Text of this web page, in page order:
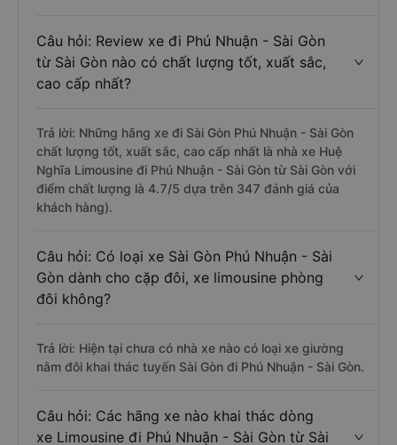
Câu hỏi: Review xe đi Phú Nhuận - Sài Gòn
từ Sài Gòn nào có chất lượng tốt, xuất sắc,
cao cấp nhất?
Trả lời: Những hãng xe đi Sài Gòn Phú Nhuận - Sài Gòn
chất lượng tốt, xuất sắc, cao cấp nhất là nhà xe Huệ
Nghĩa Limousine đi Phú Nhuận - Sài Gòn từ Sài Gòn với
điểm chất lượng là 4.7/5 dựa trên 347 đánh giá của
khách hàng).
Câu hỏi: Có loại xe Sài Gòn Phú Nhuận - Sài
Gòn dành cho cặp đôi, xe limousine phòng
đôi không?
Trả lời: Hiện tại chưa có nhà xe nào có loại xe giường
nằm đôi khai thác tuyến Sài Gòn đi Phú Nhuận - Sài Gòn.
Câu hỏi: Các hãng xe nào khai thác dòng
xe Limousine đi Phú Nhuận - Sài Gòn từ Sài